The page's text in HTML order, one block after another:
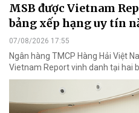
MSB được Vietnam
bảng xếp hạng uy tín
07/08/2026 17:55
Ngân hàng TMCP Hàng Hải Việt
Vietnam Report vinh danh tại hai